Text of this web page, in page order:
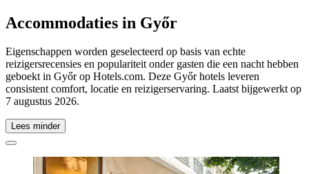
Accommodaties in Győr
Eigenschappen worden geselecteerd op basis van echte
reizigersrecensies en populariteit onder gasten die een nacht hebben
geboekt in Győr op Hotels.com. Deze Győr hotels leveren
consistent comfort, locatie en reizigerservaring. Laatst bijgewerkt op
7 augustus 2026.
Lees minder